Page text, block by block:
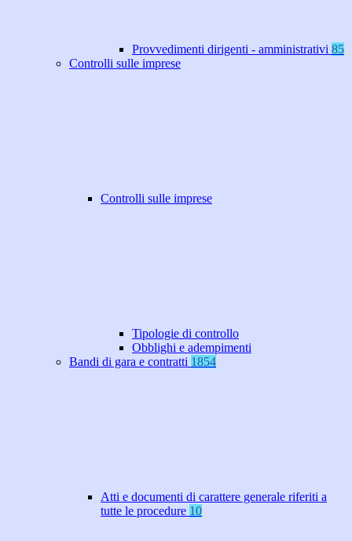
Provvedimenti dirigenti - amministrativi 85
Controlli sulle imprese
Controlli sulle imprese
Tipologie di controllo
Obblighi e adempimenti
Bandi di gara e contratti 1854
Atti e documenti di carattere generale riferiti a
tutte le procedure 10